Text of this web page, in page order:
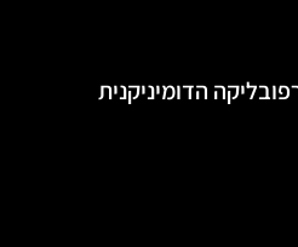
הדומיניקנית